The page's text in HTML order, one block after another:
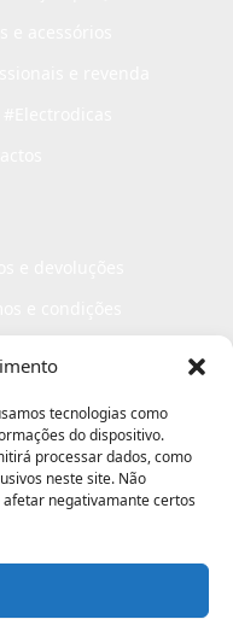
tecnologias como
do dispositivo.
processar dados, como
neste site. Não
negativamante certos
de elogios